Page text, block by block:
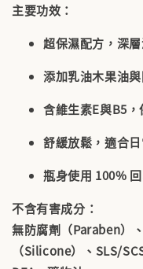
主要功效：
超保濕配方，深
添加乳油木果油
含維生素E與B5
舒緩放鬆，適合
瓶身使用 100%
不含有害成分：
無防腐劑（Paraben）
（Silicone）、SLS/